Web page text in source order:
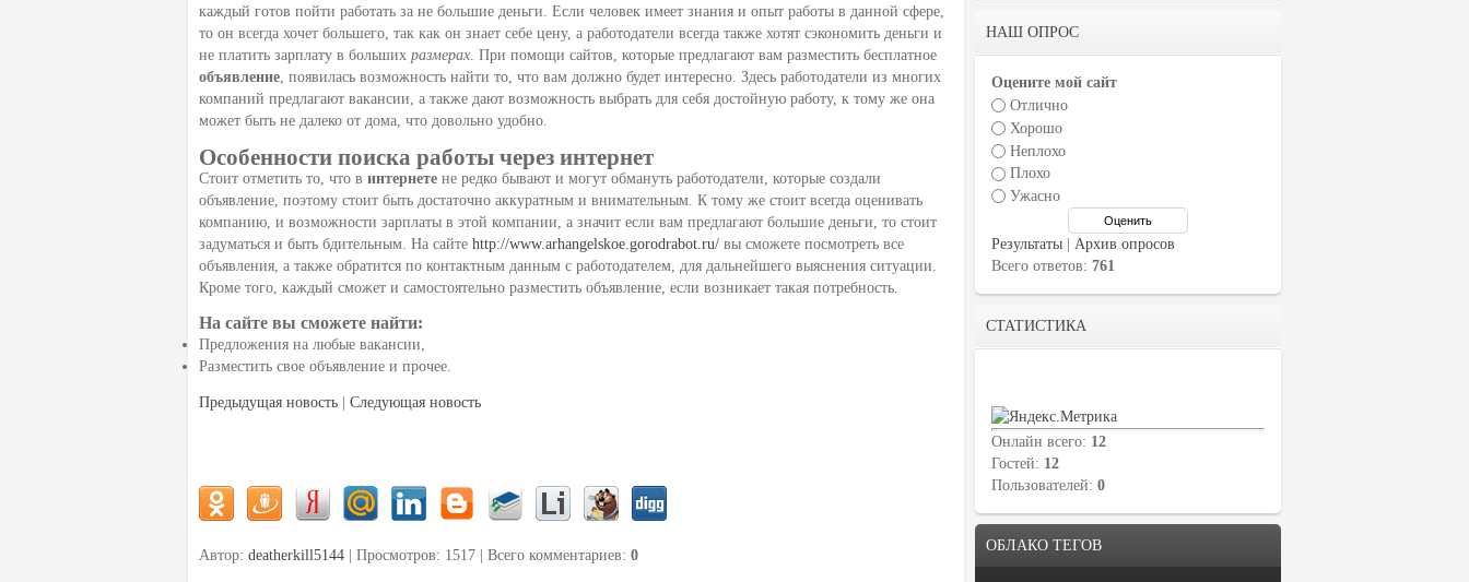
каждый готов пойти работать за не большие деньги. Если человек имеет знания и опыт работы в данной сфере,
то он всегда хочет большего, так как он знает себе цену, а работодатели всегда также хотят сэкономить деньги и
не платить зарплату в больших размерах. При помощи сайтов, которые предлагают вам разместить бесплатное
объявление, появилась возможность найти то, что вам должно будет интересно. Здесь работодатели из многих
компаний предлагают вакансии, а также дают возможность выбрать для себя достойную работу, к тому же она
может быть не далеко от дома, что довольно удобно.
Особенности поиска работы через интернет
Стоит отметить то, что в интернете не редко бывают и могут обмануть работодатели, которые создали
объявление, поэтому стоит быть достаточно аккуратным и внимательным. К тому же стоит всегда оценивать
компанию, и возможности зарплаты в этой компании, а значит если вам предлагают большие деньги, то стоит
задуматься и быть бдительным. На сайте http://www.arhangelskoe.gorodrabot.ru/ вы сможете посмотреть все
объявления, а также обратится по контактным данным с работодателем, для дальнейшего выяснения ситуации.
Кроме того, каждый сможет и самостоятельно разместить объявление, если возникает такая потребность.
На сайте вы сможете найти:
Предложения на любые вакансии,
Разместить свое объявление и прочее.
Предыдущая новость Следующая новость
Автор: deatherkill5144 | Просмотров: 1517 | Всего комментариев: 0
НАШ ОПРОС
Оцените мой сайт
Отлично
Хорошо
Неплохо
Плохо
Ужасно
Результаты
Архив опросов
Всего ответов: 761
СТАТИСТИКА
Онлайн всего: 12
Гостей: 12
Пользователей: 0
ОБЛАКО ТЕГОВ